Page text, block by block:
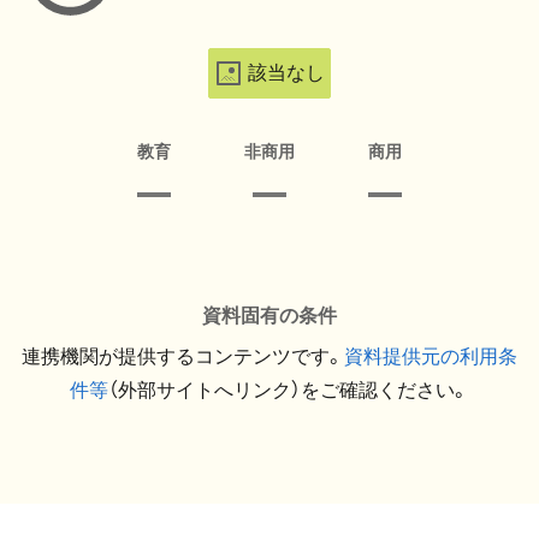
該当なし
教育 非商用 商用
資料固有の条件
連携機関が提供するコンテンツです。 資料提供元の利用条
件等（外部サイトへリンク）をご確認ください。